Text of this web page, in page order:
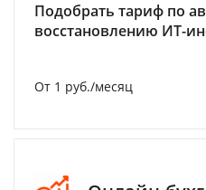
Подобрать тариф по
восстановлению ИТ-
От 1 руб./месяц